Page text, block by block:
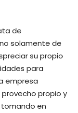
de
solamente de
su propio
para
empresa
propio y
en